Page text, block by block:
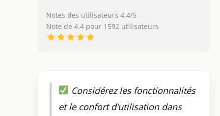
Notes des utilisateurs 4.4/5
Note de 4.4 pour 1592 utilisateurs
Considérez les fonctionnalités
et le confort d’utilisation dans